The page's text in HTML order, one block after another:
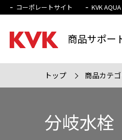
商品サポー
コーポレートサイト KVK
トップ 商品カテゴ
分岐水栓